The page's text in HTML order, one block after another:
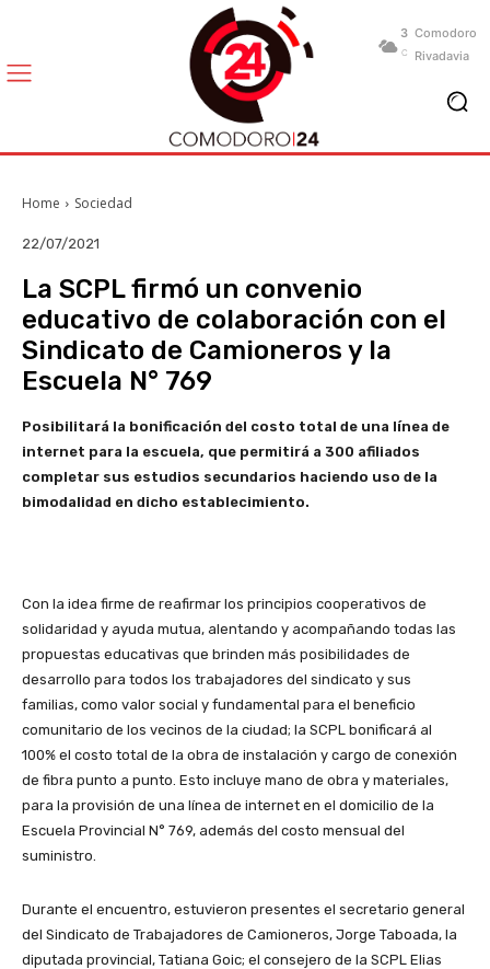
3
C
Comodoro
Rivadavia
Home Sociedad
22/07/2021
La SCPL firmó un convenio
educativo de colaboración con el
Sindicato de Camioneros y la
Escuela N° 769
Posibilitará la bonificación del costo total de una línea de
internet para la escuela, que permitirá a 300 afiliados
completar sus estudios secundarios haciendo uso de la
bimodalidad en dicho establecimiento.
Con la idea firme de reafirmar los principios cooperativos de
solidaridad y ayuda mutua, alentando y acompañando todas las
propuestas educativas que brinden más posibilidades de
desarrollo para todos los trabajadores del sindicato y sus
familias, como valor social y fundamental para el beneficio
comunitario de los vecinos de la ciudad; la SCPL bonificará al
100% el costo total de la obra de instalación y cargo de conexión
de fibra punto a punto. Esto incluye mano de obra y materiales,
para la provisión de una línea de internet en el domicilio de la
Escuela Provincial N° 769, además del costo mensual del
suministro.
Durante el encuentro, estuvieron presentes el secretario general
del Sindicato de Trabajadores de Camioneros, Jorge Taboada, la
diputada provincial, Tatiana Goic; el consejero de la SCPL Elias